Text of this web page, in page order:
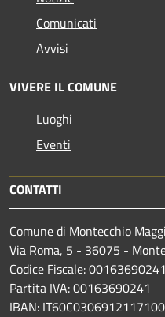
Comunicati
Avvisi
VIVERE IL COMUNE
Luoghi
Eventi
CONTATTI
Comune di Montecchio
Via Roma, 5 - 36075 -
Codice Fiscale: 00163690241
Partita IVA: 00163690241
IBAN: